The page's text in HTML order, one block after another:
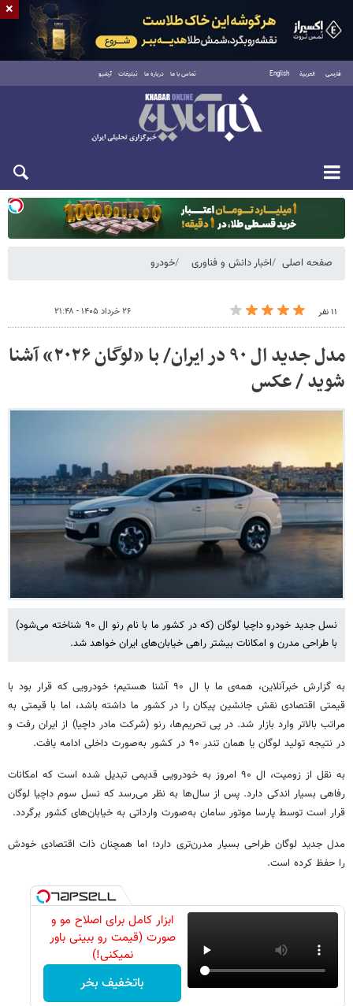
فارسی العربية English تماس با ما درباره ما تبلیغات آرشیو
یکشنبه ۱۸ مرداد ۱۴۰۵
صفحه اصلی اخبار دانش و فناوری خودرو
۱۱ نفر ۲۶ خرداد ۱۴۰۵ - ۲۱:۴۸
مدل جدید ال ۹۰ در ایران/ با «لوگان ۲۰۲۶» آشنا
شوید / عکس
نسل جدید خودرو داچیا لوگان (که در کشور ما با نام رنو ال ۹۰ شناخته می‌شود)
با طراحی مدرن و امکانات بیشتر راهی خیابان‌های ایران خواهد شد.
به گزارش خبرآنلاین، همه‌ی ما با ال ۹۰ آشنا هستیم؛ خودرویی که قرار بود با
قیمتی اقتصادی نقش جانشین پیکان را در کشور ما داشته باشد، اما با قیمتی به
مراتب بالاتر وارد بازار شد. در پی تحریم‌ها، رنو (شرکت مادر داچیا) از ایران رفت و
در نتیجه تولید لوگان یا همان تندر ۹۰ در کشور به‌صورت داخلی ادامه یافت.
به نقل از زومیت، ال ۹۰ امروز به خودرویی قدیمی تبدیل شده است که امکانات
رفاهی بسیار اندکی دارد. پس از سال‌ها به نظر می‌رسد که نسل سوم داچیا لوگان
قرار است توسط پارسا موتور سامان به‌صورت وارداتی به خیابان‌های کشور برگردد.
مدل جدید لوگان طراحی بسیار مدرن‌تری دارد؛ اما همچنان ذات اقتصادی خودش
را حفظ کرده است.
ابزار کامل برای اصلاح مو و
صورت (قیمت رو ببینی باور
نمیکنی!)
باتخفیف بخر
×